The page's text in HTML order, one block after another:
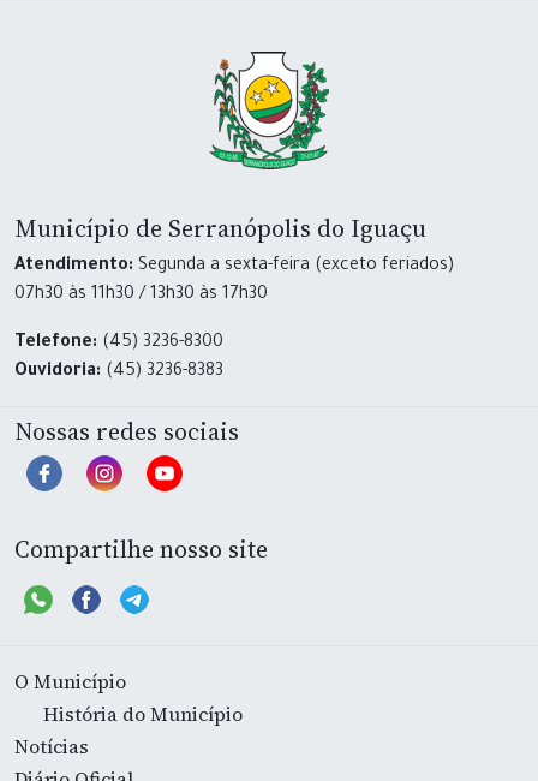
Município de Serranópolis do Iguaçu
Atendimento: Segunda a sexta-feira (exceto feriados)
07h30 às 11h30 / 13h30 às 17h30
Telefone: (45) 3236-8300
Ouvidoria: (45) 3236-8383
Nossas redes sociais
Compartilhe nosso site
O Município
História do Município
Notícias